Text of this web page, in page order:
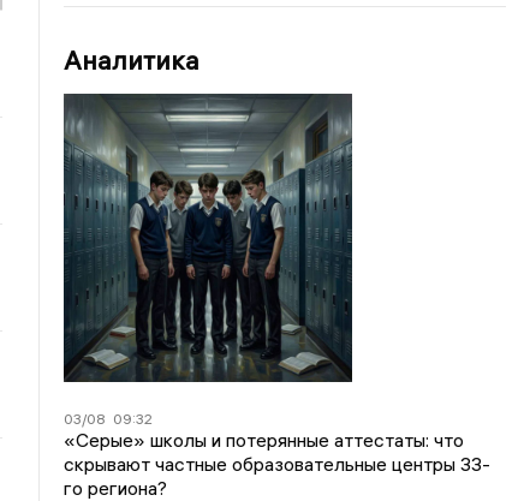
Аналитика
03/08 09:32
«Серые» школы и потерянные аттестаты: что
скрывают частные образовательные центры 33-
го региона?